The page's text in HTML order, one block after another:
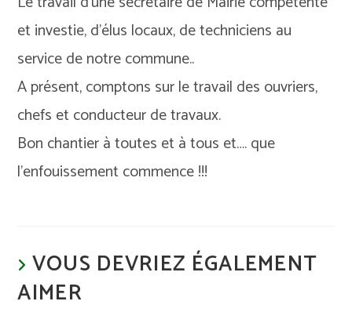
et investie, d’élus locaux, de techniciens au
service de notre commune..
A présent, comptons sur le travail des ouvriers,
chefs et conducteur de travaux.
Bon chantier à toutes et à tous et…. que
l’enfouissement commence !!!
VOUS DEVRIEZ ÉGALEMENT
AIMER